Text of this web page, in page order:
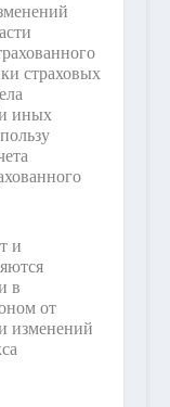
страховых
иных
и
в
от
изменений